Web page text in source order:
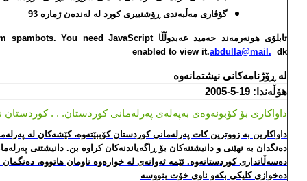
گۆڤاری مه‌ڵبه‌ندی ڕۆشنبیری كورد له‌ له‌نده‌ن ژماره‌ 93
تابلۆی هونه‌رمه‌ند حه‌مید عه‌بدوڵڵاspambots. You need JavaScript
enabled to view it.abdulla@mail. dk
له‌ ڕۆژنامه‌كانی نیشتمانه‌وه‌
هۆڵه‌ندا: 19-5-2005
داواكاری بۆ كۆبونه‌وه‌ی به‌په‌له‌ی په‌رله‌مانی كوردستان. . . كوردستان
داواكارین به‌ زووترین كات په‌رله‌مانی كوردستان كۆببێته‌وه‌، كێشه‌كان له‌
ده‌نگدان به‌ نهێنی و دانیشتنه‌كان بۆ ڕاگه‌یاندنه‌كان كراوه‌ بن. دانیشتنی
ده‌سه‌ڵاتداری كوردستانه‌وه‌. ئێمه‌ ئه‌وانه‌ی له‌ خواره‌وه‌ ناومان هاتووه‌،
ده‌خوازی كلیكی بكه‌و ناوی خۆت بنووسه‌